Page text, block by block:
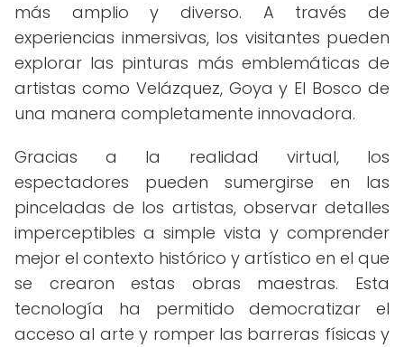
más amplio y diverso. A través de
experiencias inmersivas, los visitantes pueden
explorar las pinturas más emblemáticas de
artistas como Velázquez, Goya y El Bosco de
una manera completamente innovadora.
Gracias a la realidad virtual, los
espectadores pueden sumergirse en las
pinceladas de los artistas, observar detalles
imperceptibles a simple vista y comprender
mejor el contexto histórico y artístico en el que
se crearon estas obras maestras. Esta
tecnología ha permitido democratizar el
acceso al arte y romper las barreras físicas y